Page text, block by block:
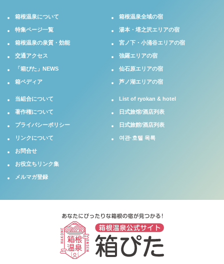
箱根温泉について
特集ページ一覧
箱根温泉の泉質・効能
交通アクセス
「箱ぴた」NEWS
箱ペディア
箱根温泉全域の宿
湯本・塔之沢エリアの宿
宮ノ下・小涌谷エリアの宿
強羅エリアの宿
仙石原エリアの宿
芦ノ湖エリアの宿
当組合について
著作権について
プライバシーポリシー
リンクについて
お問合せ
お役立ちリンク集
メルマガ登録
List of ryokan & hotel
日式旅馆/酒店列表
日式旅館/酒店列表
여관·호텔 목록